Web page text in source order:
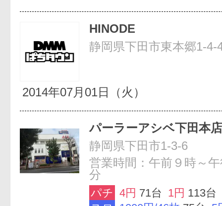
HINODE
静岡県下田市東本郷1-4-
2014年07月01日（火）
パーラーアシベ下田本店
静岡県下田市1-3-6
営業時間：午前９時～
分
パチ 4円 71台 1円 113台